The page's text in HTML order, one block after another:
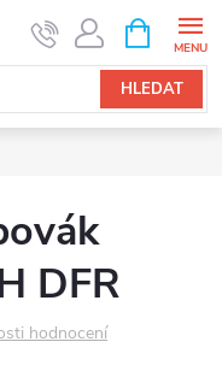
HLEDAT
NÁKUPNÍ
KOŠÍK
DFR
hodnocení